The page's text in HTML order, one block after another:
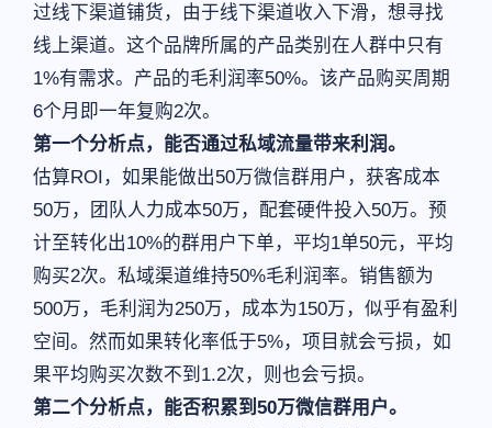
过线下渠道铺货，由于线下渠道收入下滑，想寻找
线上渠道。这个品牌所属的产品类别在人群中只有
1%有需求。产品的毛利润率50%。该产品购买周期
6个月即一年复购2次。
第一个分析点，能否通过私域流量带来利润。
估算ROI，如果能做出50万微信群用户，获客成本
50万，团队人力成本50万，配套硬件投入50万。预
计至转化出10%的群用户下单，平均1单50元，平均
购买2次。私域渠道维持50%毛利润率。销售额为
500万，毛利润为250万，成本为150万，似乎有盈利
空间。然而如果转化率低于5%，项目就会亏损，如
果平均购买次数不到1.2次，则也会亏损。
第二个分析点，能否积累到50万微信群用户。